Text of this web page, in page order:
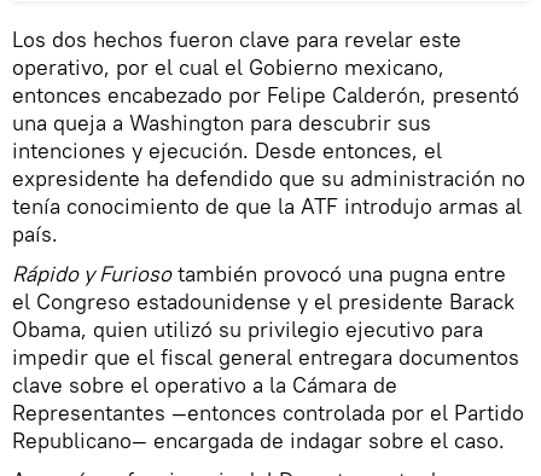
Los dos hechos fueron clave para revelar este
operativo, por el cual el Gobierno mexicano,
entonces encabezado por Felipe Calderón, presentó
una queja a Washington para descubrir sus
intenciones y ejecución. Desde entonces, el
expresidente ha defendido que su administración no
tenía conocimiento de que la ATF introdujo armas al
país.
Rápido y Furiosotambién provocó una pugna entre
el Congreso estadounidense y el presidente Barack
Obama, quien utilizó su privilegio ejecutivo para
impedir que el fiscal general entregara documentos
clave sobre el operativo a la Cámara de
Representantes —entonces controlada por el Partido
Republicano— encargada de indagar sobre el caso.